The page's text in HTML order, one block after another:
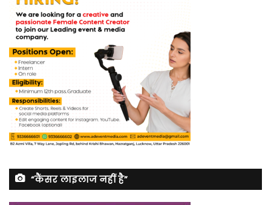
“कैंसर लाइलाज नहीं है”